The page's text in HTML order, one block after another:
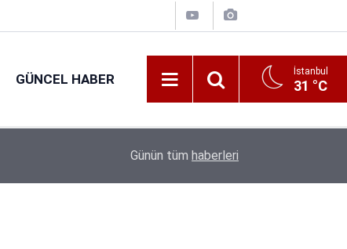
GÜNCEL HABER İstanbul
31 °C
Kıyı Emniyeti Genel Müdürlüğü 26 İşçi Alımı
Günün tüm haberleri